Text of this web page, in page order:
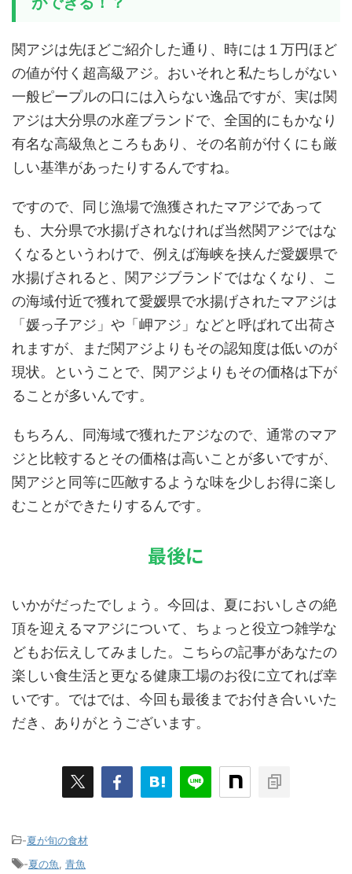
関アジは先ほどご紹介した通り、時には１万円ほど
の値が付く超高級アジ。おいそれと私たちしがない
一般ピープルの口には入らない逸品ですが、実は関
アジは大分県の水産ブランドで、全国的にもかなり
有名な高級魚ところもあり、その名前が付くにも厳
しい基準があったりするんですね。
ですので、同じ漁場で漁獲されたマアジであって
も、大分県で水揚げされなければ当然関アジではな
くなるというわけで、例えば海峡を挟んだ愛媛県で
水揚げされると、関アジブランドではなくなり、こ
の海域付近で獲れて愛媛県で水揚げされたマアジは
「媛っ子アジ」や「岬アジ」などと呼ばれて出荷さ
れますが、まだ関アジよりもその認知度は低いのが
現状。ということで、関アジよりもその価格は下が
ることが多いんです。
もちろん、同海域で獲れたアジなので、通常のマア
ジと比較するとその価格は高いことが多いですが、
関アジと同等に匹敵するような味を少しお得に楽し
むことができたりするんです。
最後に
いかがだったでしょう。今回は、夏においしさの絶
頂を迎えるマアジについて、ちょっと役立つ雑学な
どもお伝えしてみました。こちらの記事があなたの
楽しい食生活と更なる健康工場のお役に立てれば幸
いです。ではでは、今回も最後までお付き合いいた
だき、ありがとうございます。
-夏が旬の食材
-夏の魚, 青魚